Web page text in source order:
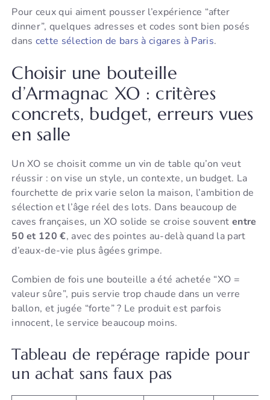
Pour ceux qui aiment pousser l’expérience “after
dinner”, quelques adresses et codes sont bien posés
dans cette sélection de bars à cigares à Paris.
Choisir une bouteille
d’Armagnac XO : critères
concrets, budget, erreurs vues
en salle
Un XO se choisit comme un vin de table qu’on veut
réussir : on vise un style, un contexte, un budget. La
fourchette de prix varie selon la maison, l’ambition de
sélection et l’âge réel des lots. Dans beaucoup de
caves françaises, un XO solide se croise souvent entre
50 et 120 €, avec des pointes au-delà quand la part
d’eaux-de-vie plus âgées grimpe.
Combien de fois une bouteille a été achetée “XO =
valeur sûre”, puis servie trop chaude dans un verre
ballon, et jugée “forte” ? Le produit est parfois
innocent, le service beaucoup moins.
Tableau de repérage rapide pour
un achat sans faux pas